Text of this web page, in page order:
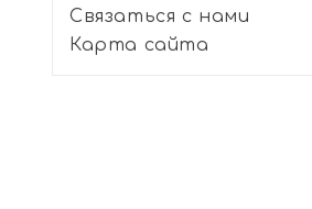
Связаться с нами
Карта сайта